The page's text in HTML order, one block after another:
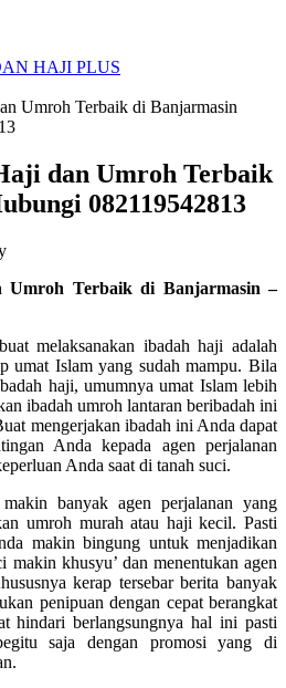
HAJI PLUS
Umroh Terbaik di Banjarmasin
dan Umroh Terbaik
082119542813
Umroh Terbaik di Banjarmasin –
melaksanakan ibadah haji adalah
umat Islam yang sudah mampu. Bila
haji, umumnya umat Islam lebih
ibadah umroh lantaran beribadah ini
mengerjakan ibadah ini Anda dapat
Anda kepada agen perjalanan
Anda saat di tanah suci.
banyak agen perjalanan yang
umroh murah atau haji kecil. Pasti
makin bingung untuk menjadikan
makin khusyu’ dan menentukan agen
kerap tersebar berita banyak
penipuan dengan cepat berangkat
hindari berlangsungnya hal ini pasti
saja dengan promosi yang di